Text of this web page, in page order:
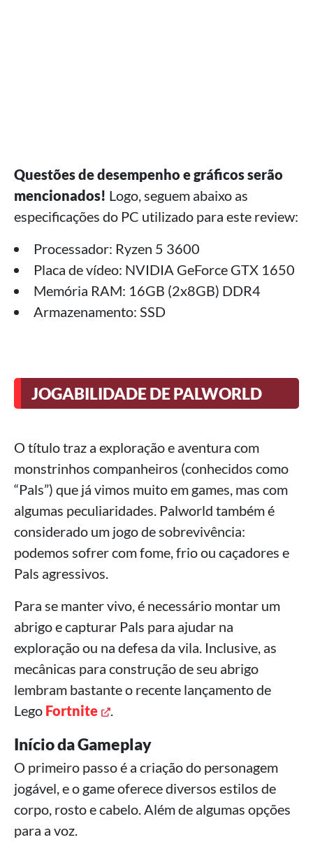
Questões de desempenho e gráficos serão
mencionados! Logo, seguem abaixo as
especificações do PC utilizado para este review:
Processador: Ryzen 5 3600
Placa de vídeo: NVIDIA GeForce GTX 1650
Memória RAM: 16GB (2x8GB) DDR4
Armazenamento: SSD
JOGABILIDADE DE PALWORLD
O título traz a exploração e aventura com
monstrinhos companheiros (conhecidos como
“Pals”) que já vimos muito em games, mas com
algumas peculiaridades. Palworld também é
considerado um jogo de sobrevivência:
podemos sofrer com fome, frio ou caçadores e
Pals agressivos.
Para se manter vivo, é necessário montar um
abrigo e capturar Pals para ajudar na
exploração ou na defesa da vila. Inclusive, as
mecânicas para construção de seu abrigo
lembram bastante o recente lançamento de
Lego Fortnite .
Início da Gameplay
O primeiro passo é a criação do personagem
jogável, e o game oferece diversos estilos de
corpo, rosto e cabelo. Além de algumas opções
para a voz.